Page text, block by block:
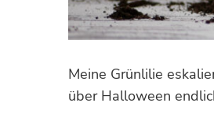
Meine Grünlilie
über Halloween